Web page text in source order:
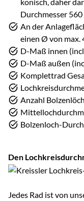
Durchmesser
An der
einen Ø von max.
D-Maß innen
D-Maß außen
Komplettrad
Anzahl
Bolzenloch-
Den
Jedes Rad ist von